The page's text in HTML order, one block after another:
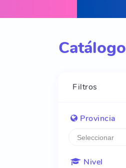
Catálogo
Filtros
Provincia
Nivel